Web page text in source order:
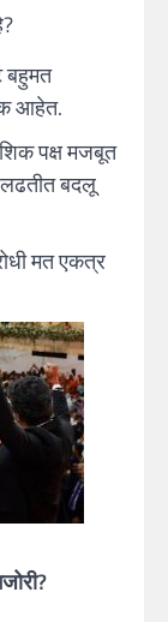
बहुमत
आहेत.
पक्ष मजबूत
लढतीत बदलू
मत एकत्र